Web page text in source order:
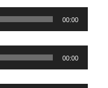
00:00
00:00